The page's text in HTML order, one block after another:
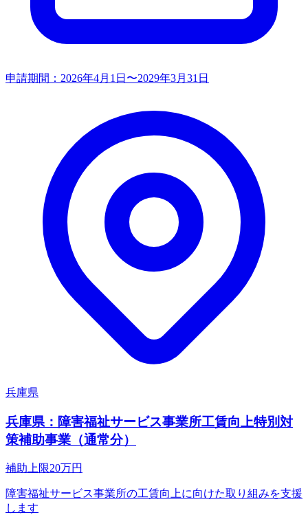
申請期間： 2026年4月1日〜2029年3月31日
兵庫県
兵庫県：障害福祉サービス事業所工賃向上特別対
策補助事業（通常分）
補助上限20万円
障害福祉サービス事業所の工賃向上に向けた取り組みを支援
します